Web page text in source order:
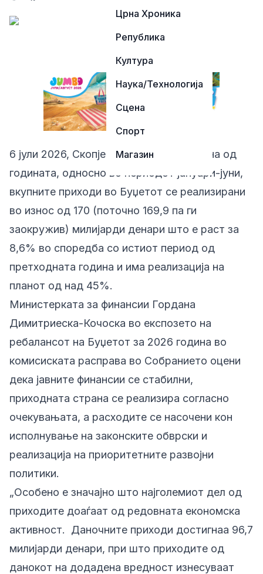
Црна Хроника
Република
Култура
Наука/Технологија
Сцена
Спорт
Магазин
6 јули 2026, Скопје – Во првата половина од
годината, односно во периодот јануари-јуни,
вкупните приходи во Буџетот се реализирани
во износ од 170 (поточно 169,9 па ги
заокружив) милијарди денари што е раст за
8,6% во споредба со истиот период од
претходната година и има реализација на
планот од над 45%.
Министерката за финансии Гордана
Димитриеска-Кочоска во експозето на
ребалансот на Буџетот за 2026 година во
комисиската расправа во Собранието оцени
дека јавните финансии се стабилни,
приходната страна се реализира согласно
очекувањата, а расходите се насочени кон
исполнување на законските обврски и
реализација на приоритетните развојни
политики.
„Особено е значајно што најголемиот дел од
приходите доаѓаат од редовната економска
активност. Даночните приходи достигнаа 96,7
милијарди денари, при што приходите од
данокот на додадена вредност изнесуваат